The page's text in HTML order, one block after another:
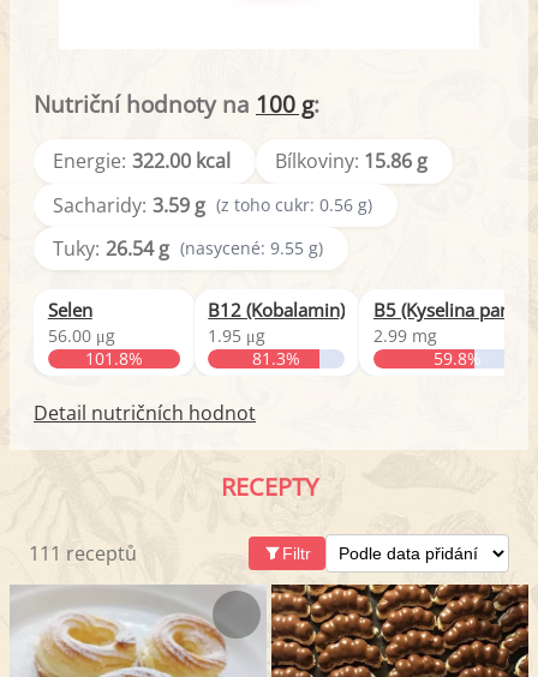
Nutriční hodnoty na 100 g:
Energie: 322.00 kcal Bílkoviny: 15.86 g
Sacharidy: 3.59 g (z toho cukr: 0.56 g)
Tuky: 26.54 g (nasycené: 9.55 g)
Selen
56.00 μg
101.8%
B12 (Kobalamin)
1.95 μg
81.3%
2.99 mg
59.8%
Detail nutričních hodnot
RECEPTY
111 receptů Filtr